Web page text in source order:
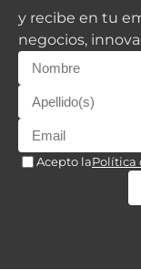
y recibe en tu
negocios,
Acepto laPolítica